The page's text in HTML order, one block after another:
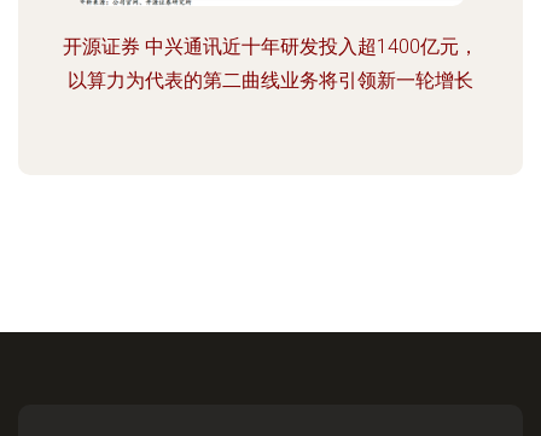
开源证券 中兴通讯近十年研发投入超1400亿元，
以算力为代表的第二曲线业务将引领新一轮增长